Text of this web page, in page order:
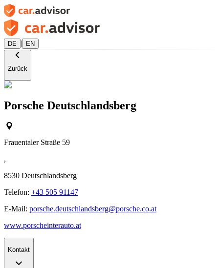
DE | EN
Zurück
Porsche Deutschlandsberg
Frauentaler Straße 59
,
8530 Deutschlandsberg
Telefon: +43 505 91147
E-Mail: porsche.deutschlandsberg@porsche.co.at
www.porscheinterauto.at
Kontakt